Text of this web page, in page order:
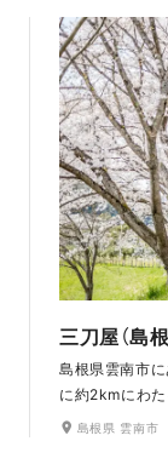
かけがえのな
三刀屋（島根
島根県雲南市
に約2kmにわ
あふれるロケ
島根県 雲南市